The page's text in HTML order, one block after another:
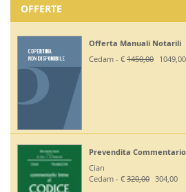
OFFERTE
Offerta Manuali Notarili
Cedam - € 1450,00 1049,00
Prevendita
Cian
Cedam - € 320,00 304,00